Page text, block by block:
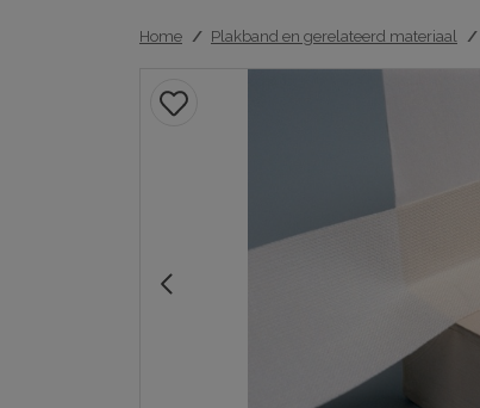
Home Plakband en gerelateerd materiaal